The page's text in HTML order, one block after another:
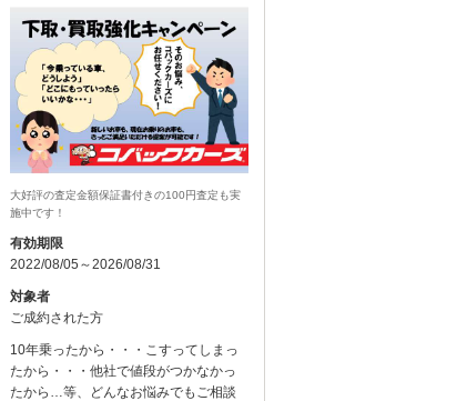
大好評の査定金額保証書付きの100円査定も実
施中です！
有効期限
2022/08/05～2026/08/31
対象者
ご成約された方
10年乗ったから・・・こすってしまっ
たから・・・他社で値段がつかなかっ
たから…等、どんなお悩みでもご相談